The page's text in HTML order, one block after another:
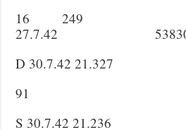
16 249
27.7.42 53830-
D 30.7.42 21.327
91
S 30.7.42 21.236